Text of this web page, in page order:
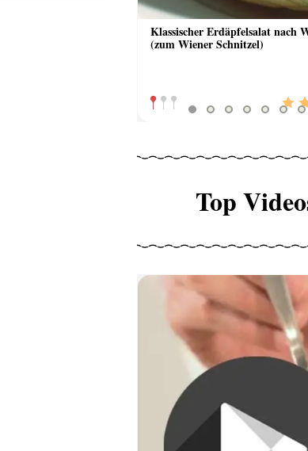
Klassischer Erdäpfelsalat nach
(zum Wiener Schnitzel)
Top